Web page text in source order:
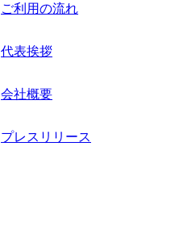
ご利用の流れ
代表挨拶
会社概要
プレスリリース